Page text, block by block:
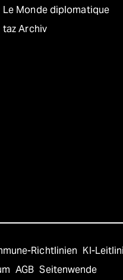
Le Monde diplomatique
taz Archiv
Richtlinien KI-
AGB Seitenwende